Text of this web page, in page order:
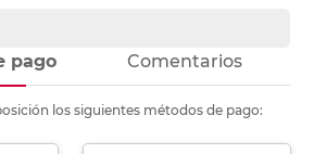
pago Comentarios
los siguientes métodos de pago: